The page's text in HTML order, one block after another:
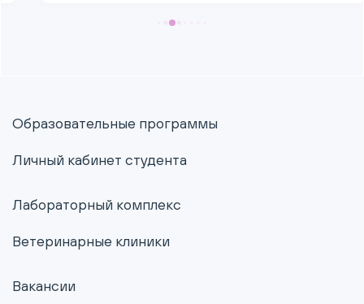
Образовательные программы
Личный кабинет студента
Лабораторный комплекс
Ветеринарные клиники
Вакансии